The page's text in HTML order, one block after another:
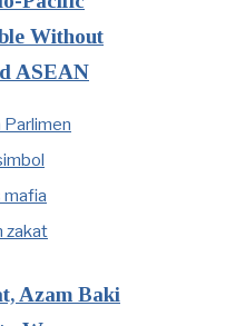
Without
ASEAN
Azam Baki